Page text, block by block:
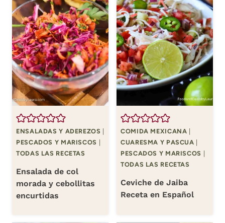
ENSALADAS Y ADEREZOS
PESCADOS Y MARISCOS
TODAS LAS RECETAS
Ensalada de col
morada y cebollitas
encurtidas
COMIDA MEXICANA
CUARESMA Y PASCUA
PESCADOS Y MARISCOS
TODAS LAS RECETAS
Ceviche de Jaiba
Receta en Español